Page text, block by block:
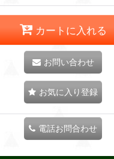
カートに入れる
お問い合わせ
お気に入り登録
電話お問合わせ